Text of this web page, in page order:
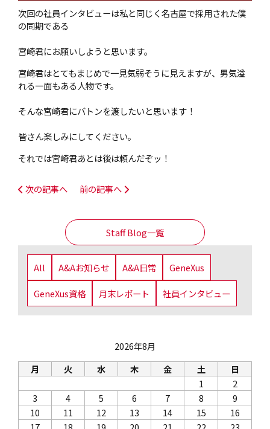
次回の社員インタビューは私と同じく名古屋で採用された僕
の同期である
宮崎君にお願いしようと思います。
宮崎君はとてもまじめで一見気弱そうに見えますが、男気溢
れる一面もある人物です。
そんな宮崎君にバトンを渡したいと思います！
皆さん楽しみにしてください。
それでは宮崎君あとは後は頼んだぞッ！
次の記事へ 前の記事へ
Staff Blog一覧
All A&Aお知らせ A&A日常 GeneXus
GeneXus資格 月末レポート 社員インタビュー
2026年8月
月
火 水 木 金 土 日
1
2
3
4 5 6 7 8
9
10
11 12 13 14 15
16